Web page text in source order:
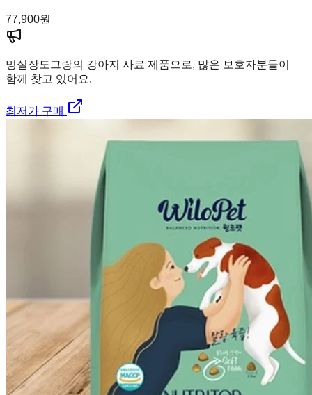
77,900원
멍실장도그랑의 강아지 사료 제품으로, 많은 보호자분들이
함께 찾고 있어요.
최저가 구매